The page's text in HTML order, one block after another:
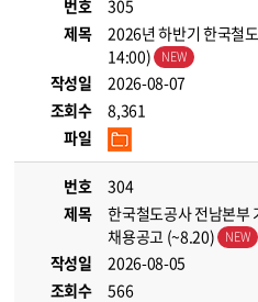
번호
305
제목
2026년 하반기 한국철
14:00)
작성일
2026-08-07
조회수
8,361
파일
번호
304
제목
한국철도공사 전남본부
채용공고 (~8.20)
작성일
2026-08-05
조회수
566